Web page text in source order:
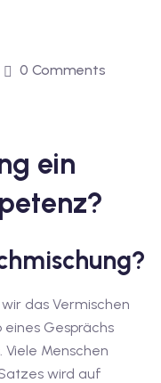
0 Comments
ein
das Vermischen
Gesprächs
Menschen
wird auf